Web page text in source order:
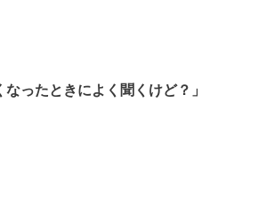
なったときによく聞くけど？」